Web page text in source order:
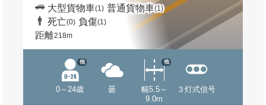
大型貨物車(1) 普通貨物車(1)
死亡(0) 負傷(1)
距離218m
0～24歳
他
曇
幅5.5～
9.0m
他
３灯式信号